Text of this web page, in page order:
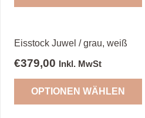
Eisstock Juwel / grau, weiß
€379,00 Inkl. MwSt
OPTIONEN WÄHLEN